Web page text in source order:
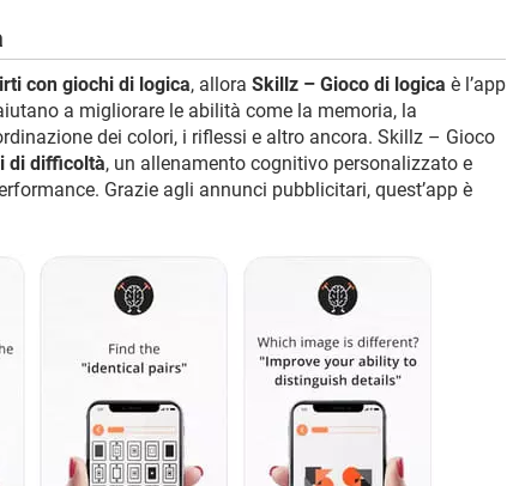
con giochi di logica, allora Skillz – Gioco di logica è l’app
a migliorare le abilità come la memoria, la
dei colori, i riflessi e altro ancora. Skillz – Gioco
di difficoltà, un allenamento cognitivo personalizzato e
Grazie agli annunci pubblicitari, quest’app è